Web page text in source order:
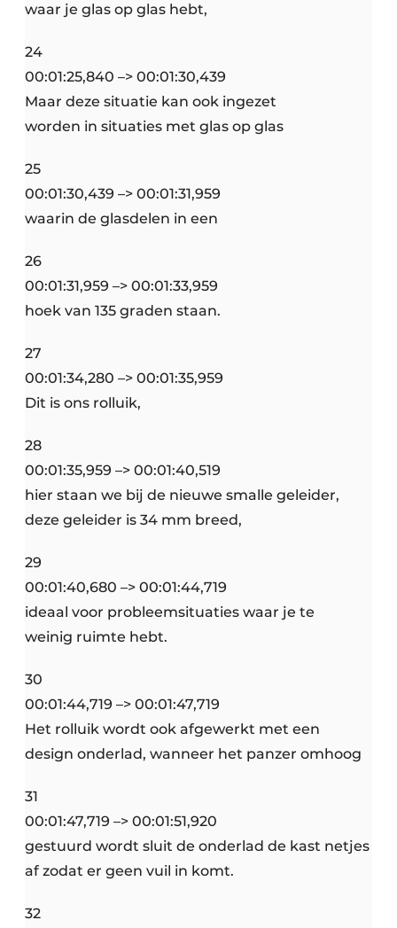
waar je glas op glas hebt,
24
00:01:25,840 –> 00:01:30,439
Maar deze situatie kan ook ingezet
worden in situaties met glas op glas
25
00:01:30,439 –> 00:01:31,959
waarin de glasdelen in een
26
00:01:31,959 –> 00:01:33,959
hoek van 135 graden staan.
27
00:01:34,280 –> 00:01:35,959
Dit is ons rolluik,
28
00:01:35,959 –> 00:01:40,519
hier staan we bij de nieuwe smalle geleider,
deze geleider is 34 mm breed,
29
00:01:40,680 –> 00:01:44,719
ideaal voor probleemsituaties waar je te
weinig ruimte hebt.
30
00:01:44,719 –> 00:01:47,719
Het rolluik wordt ook afgewerkt met een
design onderlad, wanneer het panzer omhoog
31
00:01:47,719 –> 00:01:51,920
gestuurd wordt sluit de onderlad de kast netjes
af zodat er geen vuil in komt.
32